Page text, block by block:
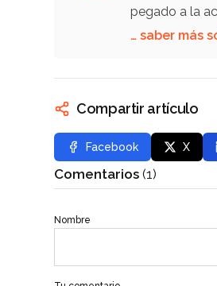
pegado a la
… saber más
Compartir artículo
Facebook X
Comentarios (1)
Nombre